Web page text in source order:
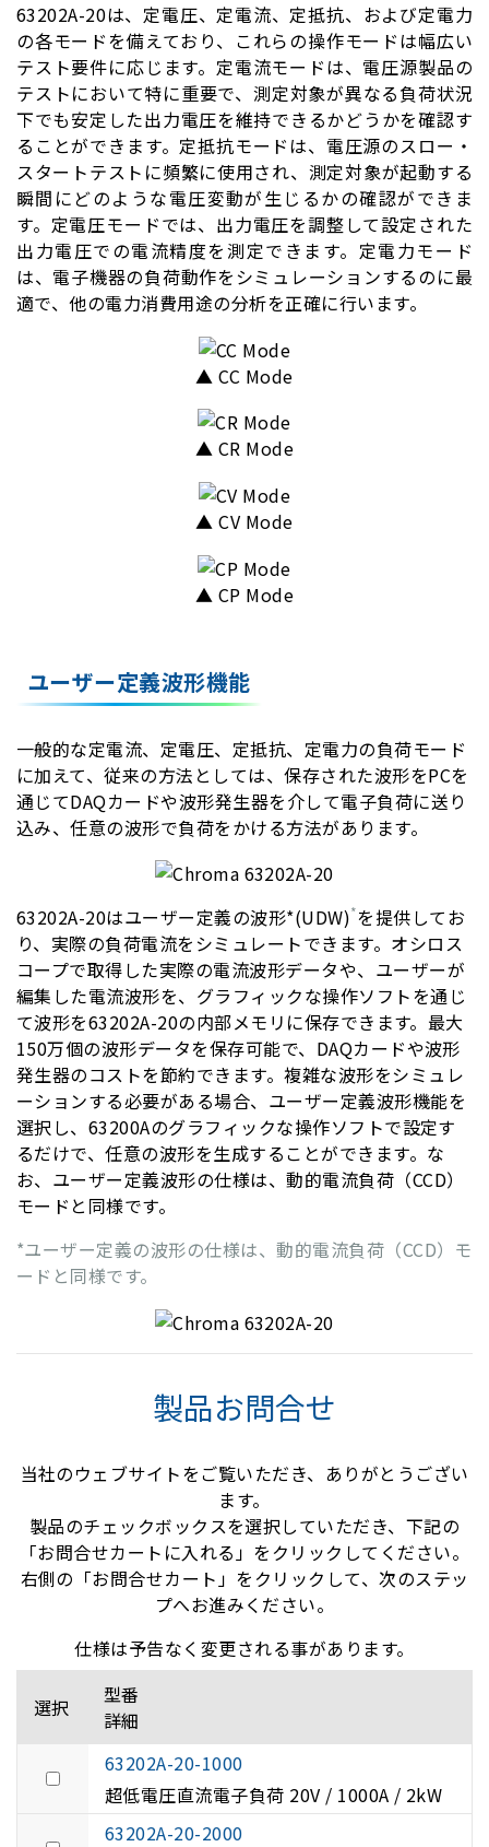
63202A-20は、定電圧、定電流、定抵抗、および定電力
の各モードを備えており、これらの操作モードは幅広い
テスト要件に応じます。定電流モードは、電圧源製品の
テストにおいて特に重要で、測定対象が異なる負荷状況
下でも安定した出力電圧を維持できるかどうかを確認す
ることができます。定抵抗モードは、電圧源のスロー・
スタートテストに頻繁に使用され、測定対象が起動する
瞬間にどのような電圧変動が生じるかの確認ができま
す。定電圧モードでは、出力電圧を調整して設定された
出力電圧での電流精度を測定できます。定電力モード
は、電子機器の負荷動作をシミュレーションするのに最
適で、他の電力消費用途の分析を正確に行います。
▲ CC Mode
▲ CR Mode
▲ CV Mode
▲ CP Mode
ユーザー定義波形機能
一般的な定電流、定電圧、定抵抗、定電力の負荷モード
に加えて、従来の方法としては、保存された波形をPCを
通じてDAQカードや波形発生器を介して電子負荷に送り
込み、任意の波形で負荷をかける方法があります。
63202A-20はユーザー定義の波形*(UDW)*を提供してお
り、実際の負荷電流をシミュレートできます。オシロス
コープで取得した実際の電流波形データや、ユーザーが
編集した電流波形を、グラフィックな操作ソフトを通じ
て波形を63202A-20の内部メモリに保存できます。最大
150万個の波形データを保存可能で、DAQカードや波形
発生器のコストを節約できます。複雑な波形をシミュレ
ーションする必要がある場合、ユーザー定義波形機能を
選択し、63200Aのグラフィックな操作ソフトで設定す
るだけで、任意の波形を生成することができます。な
お、ユーザー定義波形の仕様は、動的電流負荷（CCD）
モードと同様です。
*ユーザー定義の波形の仕様は、動的電流負荷（CCD）モ
ードと同様です。
製品お問合せ
当社のウェブサイトをご覧いただき、ありがとうござい
ます。
製品のチェックボックスを選択していただき、下記の
「お問合せカートに入れる」をクリックしてください。
右側の「お問合せカート」をクリックして、次のステッ
プへお進みください。
仕様は予告なく変更される事があります。
選択
型番
詳細
63202A-20-1000
超低電圧直流電子負荷 20V / 1000A / 2kW
63202A-20-2000